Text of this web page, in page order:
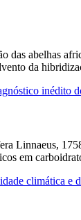
das abelhas
da
inédito
Linnaeus,
em
climática e